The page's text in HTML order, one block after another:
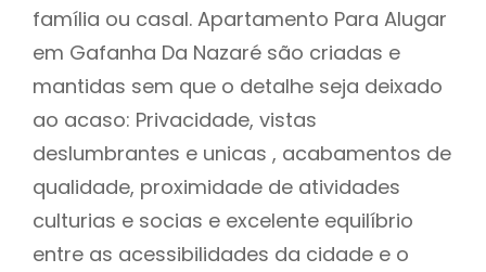
família ou casal. Apartamento Para Alugar
em Gafanha Da Nazaré são criadas e
mantidas sem que o detalhe seja deixado
ao acaso: Privacidade, vistas
deslumbrantes e unicas , acabamentos de
qualidade, proximidade de atividades
culturias e socias e excelente equilíbrio
entre as acessibilidades da cidade e o